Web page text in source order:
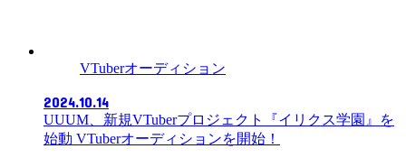
VTuberオーディション
2024.10.14
UUUM、新規VTuberプロジェクト『イリクス学園』を
始動 VTuberオーディションを開始！